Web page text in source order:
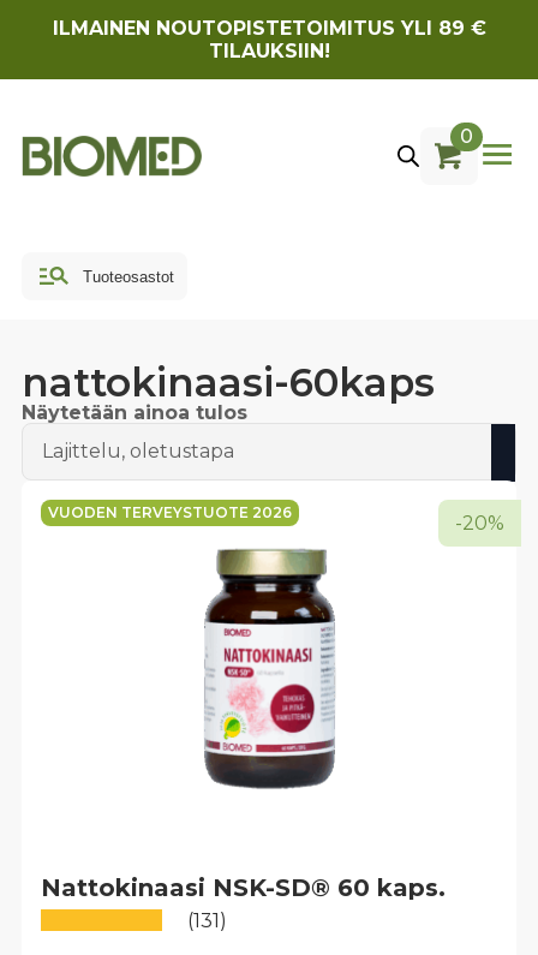
ILMAINEN NOUTOPISTETOIMITUS YLI 89 €
TILAUKSIIN!
0
nattokinaasi-60kaps
Näytetään ainoa tulos
-20%
VUODEN TERVEYSTUOTE 2026
Nattokinaasi NSK-SD® 60 kaps.
(131)